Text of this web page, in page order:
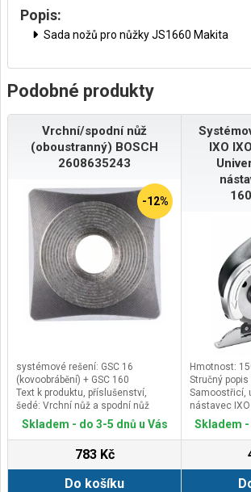
Popis:
Sada nožů pro nůžky JS1660 Makita
Podobné produkty
Vrchní/spodní nůž
(oboustranný) BOSCH
2608635243
-12%
systémové rešení: GSC 16
(kovoobrábění) + GSC 160
Text k produktu, příslušenství,
šedé: Vrchní nůž a spodní nůž
Skladem - do 3-5 dnů u Vás
783 Kč
Do košíku
IXO
Hmotnost:
Stručný popis
Samoostřicí,
nástavec IXO
Vlastnosti
Snadný a
Podsekce
Systémové
Skladem -